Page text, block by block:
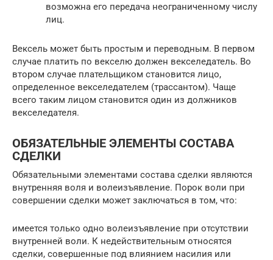
возможна его передача неограниченному числу
лиц.
Вексель может быть простым и переводным. В первом
случае платить по векселю должен векселедатель. Во
втором случае плательщиком становится лицо,
определенное векселедателем (трассантом). Чаще
всего таким лицом становится один из должников
векселедателя.
ОБЯЗАТЕЛЬНЫЕ ЭЛЕМЕНТЫ СОСТАВА
СДЕЛКИ
Обязательными элементами состава сделки являются
внутренняя воля и волеизъявление. Порок воли при
совершении сделки может заключаться в том, что:
имеется только одно волеизъявление при отсутствии
внутренней воли. К недействительным относятся
сделки, совершенные под влиянием насилия или